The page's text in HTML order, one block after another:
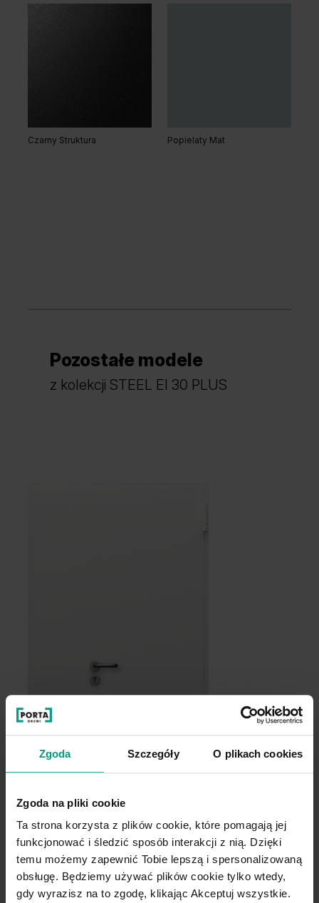
Zgoda Szczegóły O plikach cookies
Zgoda na pliki cookie
Ta strona korzysta z plików cookie, które pomagają jej
funkcjonować i śledzić sposób interakcji z nią. Dzięki
temu możemy zapewnić Tobie lepszą i spersonalizowaną
obsługę. Będziemy używać plików cookie tylko wtedy,
gdy wyrazisz na to zgodę, klikając Akceptuj wszystkie.
Czarny Struktura Popielaty Mat
Pozostałe modele
z kolekcji STEEL EI 30 PLUS
pełne